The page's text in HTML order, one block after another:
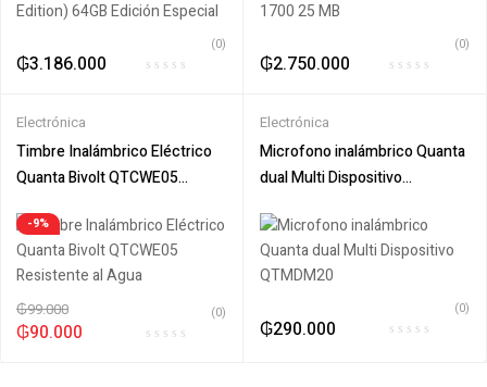
₲3.186.000
(0)
₲2.750.000
(0)
Electrónica
Timbre Inalámbrico Eléctrico
Quanta Bivolt QTCWE05
-9%
₲99.000
₲90.000
(0)
Electrónica
Microfono inalámbrico Quanta
dual Multi Dispositivo
₲290.000
(0)